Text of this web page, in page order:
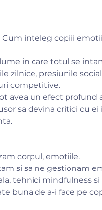
inteleg copiii
in care totul se
zilnice, presiunile
competitive.
avea un efect profund
sa devina critici cu
corpul, emotiile.
si sa ne gestionam
tehnici mindfulness
buna de a-i face pe